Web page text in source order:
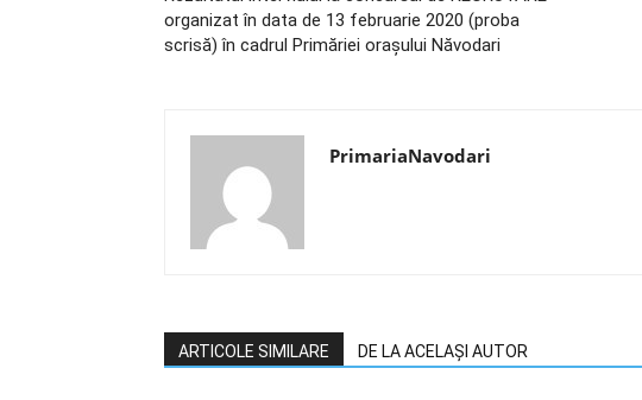
organizat în data de 13 februarie 2020 (proba
scrisă) în cadrul Primăriei orașului Năvodari
PrimariaNavodari
ARTICOLE SIMILARE DE LA ACELAȘI AUTOR